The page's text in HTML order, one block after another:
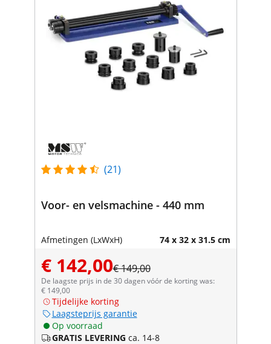
(21)
Voor- en velsmachine - 440 mm
Afmetingen (LxWxH) 74 x 32 x 31.5 cm
€ 142,00€ 149,00
De laagste prijs in de 30 dagen vóór de korting was:
€ 149,00
Tijdelijke korting
Laagsteprijs garantie
Op voorraad
GRATIS LEVERING ca. 14-8